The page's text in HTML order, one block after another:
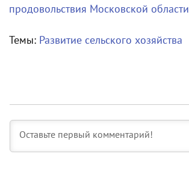
продовольствия Московской области
Темы: Развитие сельского хозяйства